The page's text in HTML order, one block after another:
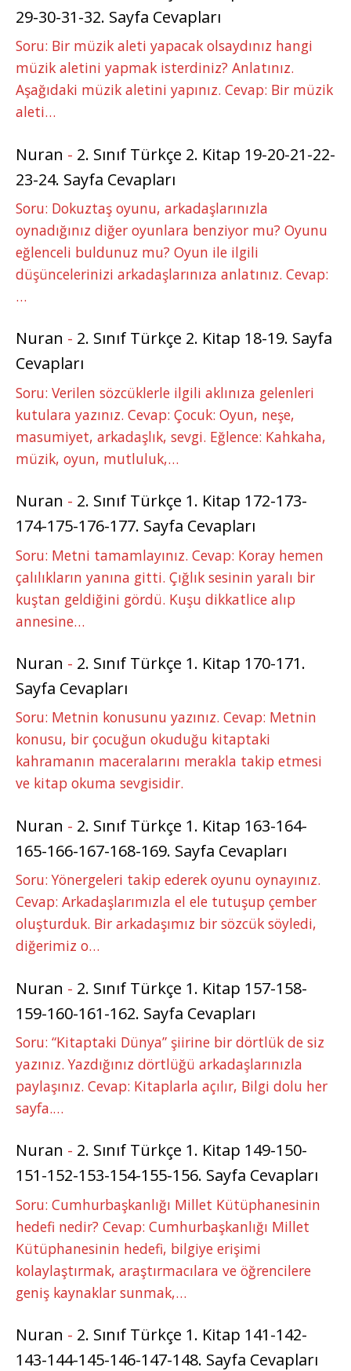
29-30-31-32. Sayfa Cevapları
Soru: Bir müzik aleti yapacak olsaydınız hangi
müzik aletini yapmak isterdiniz? Anlatınız.
Aşağıdaki müzik aletini yapınız. Cevap: Bir müzik
aleti…
Nuran - 2. Sınıf Türkçe 2. Kitap 19-20-21-22-
23-24. Sayfa Cevapları
Soru: Dokuztaş oyunu, arkadaşlarınızla
oynadığınız diğer oyunlara benziyor mu? Oyunu
eğlenceli buldunuz mu? Oyun ile ilgili
düşüncelerinizi arkadaşlarınıza anlatınız. Cevap:
…
Nuran - 2. Sınıf Türkçe 2. Kitap 18-19. Sayfa
Cevapları
Soru: Verilen sözcüklerle ilgili aklınıza gelenleri
kutulara yazınız. Cevap: Çocuk: Oyun, neşe,
masumiyet, arkadaşlık, sevgi. Eğlence: Kahkaha,
müzik, oyun, mutluluk,…
Nuran - 2. Sınıf Türkçe 1. Kitap 172-173-
174-175-176-177. Sayfa Cevapları
Soru: Metni tamamlayınız. Cevap: Koray hemen
çalılıkların yanına gitti. Çığlık sesinin yaralı bir
kuştan geldiğini gördü. Kuşu dikkatlice alıp
annesine…
Nuran - 2. Sınıf Türkçe 1. Kitap 170-171.
Sayfa Cevapları
Soru: Metnin konusunu yazınız. Cevap: Metnin
konusu, bir çocuğun okuduğu kitaptaki
kahramanın maceralarını merakla takip etmesi
ve kitap okuma sevgisidir.
Nuran - 2. Sınıf Türkçe 1. Kitap 163-164-
165-166-167-168-169. Sayfa Cevapları
Soru: Yönergeleri takip ederek oyunu oynayınız.
Cevap: Arkadaşlarımızla el ele tutuşup çember
oluşturduk. Bir arkadaşımız bir sözcük söyledi,
diğerimiz o…
Nuran - 2. Sınıf Türkçe 1. Kitap 157-158-
159-160-161-162. Sayfa Cevapları
Soru: “Kitaptaki Dünya” şiirine bir dörtlük de siz
yazınız. Yazdığınız dörtlüğü arkadaşlarınızla
paylaşınız. Cevap: Kitaplarla açılır, Bilgi dolu her
sayfa.…
Nuran - 2. Sınıf Türkçe 1. Kitap 149-150-
151-152-153-154-155-156. Sayfa Cevapları
Soru: Cumhurbaşkanlığı Millet Kütüphanesinin
hedefi nedir? Cevap: Cumhurbaşkanlığı Millet
Kütüphanesinin hedefi, bilgiye erişimi
kolaylaştırmak, araştırmacılara ve öğrencilere
geniş kaynaklar sunmak,…
Nuran - 2. Sınıf Türkçe 1. Kitap 141-142-
143-144-145-146-147-148. Sayfa Cevapları